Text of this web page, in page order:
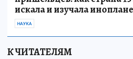
искала и изучала
НАУКА
К ЧИТАТЕЛЯМ